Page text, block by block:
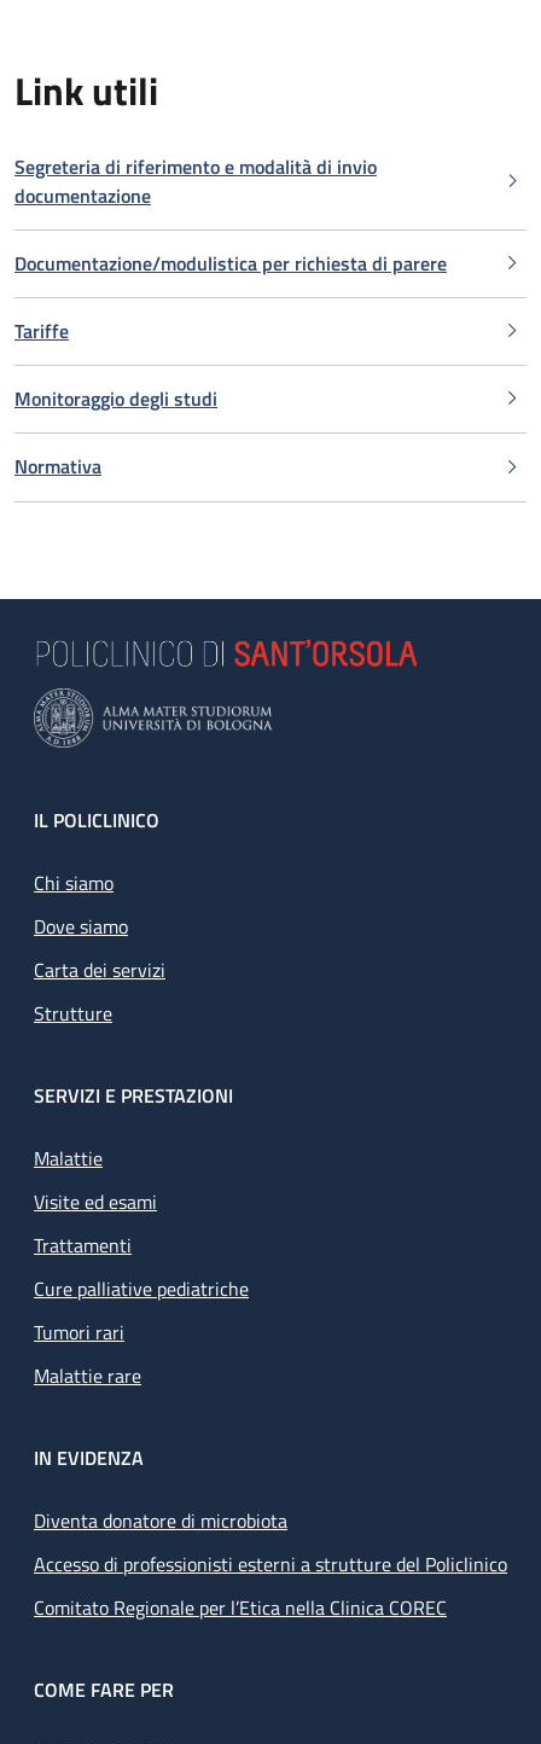
Link utili
Segreteria di riferimento e modalità di invio
documentazione
Documentazione/modulistica per richiesta di parere
Tariffe
Monitoraggio degli studi
Normativa
Footer
IL POLICLINICO
Chi siamo
Dove siamo
Carta dei servizi
Strutture
SERVIZI E PRESTAZIONI
Malattie
Visite ed esami
Trattamenti
Cure palliative pediatriche
Tumori rari
Malattie rare
IN EVIDENZA
Diventa donatore di microbiota
Accesso di professionisti esterni a strutture del Policlinico
Comitato Regionale per l’Etica nella Clinica COREC
COME FARE PER